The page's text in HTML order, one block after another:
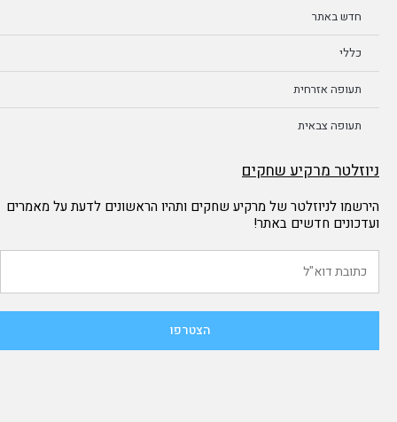
חדש באתר
כללי
תעופה אזרחית
תעופה צבאית
ניוזלטר מרקיע שחקים
הירשמו לניוזלטר של מרקיע שחקים ותהיו הראשונים לדעת על מאמרים
ועדכונים חדשים באתר!